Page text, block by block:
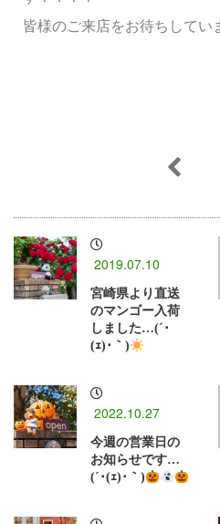
皆様のご来店をお待ちして
2019.07.10
宮崎県より直送
のマンゴー入荷
しました…(´･
(ｪ)･｀)
2022.10.27
今週の営業日の
お知らせです…
(´･(ｪ)･｀)